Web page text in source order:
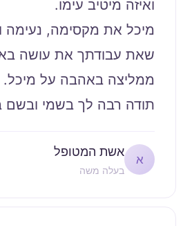
מיכל את מקסימה, נעימה
תודה רבה לך בשמי ובשם
א
אשת המטופל
בעלה משה